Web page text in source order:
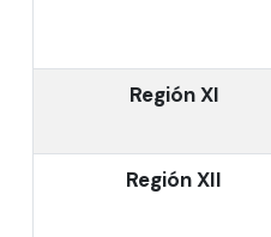
Región XI
Región XII